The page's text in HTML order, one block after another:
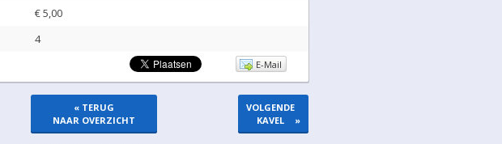
€5,00
4
E-Mail
« TERUG
NAAR OVERZICHT
VOLGENDE
KAVEL
»